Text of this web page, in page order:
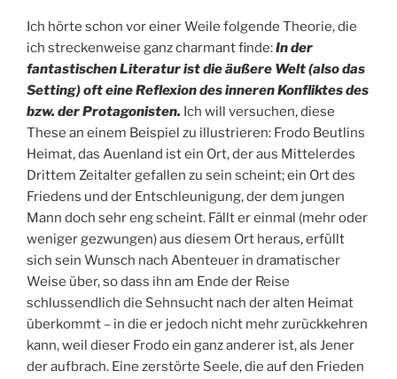
Ich hörte schon vor einer Weile folgende Theorie, die
ich streckenweise ganz charmant finde:In der
fantastischen Literatur ist die äußere Welt (also das
Setting) oft eine Reflexion des inneren Konfliktes des
bzw. der Protagonisten. Ich will versuchen, diese
These an einem Beispiel zu illustrieren: Frodo Beutlins
Heimat, das Auenland ist ein Ort, der aus Mittelerdes
Drittem Zeitalter gefallen zu sein scheint; ein Ort des
Friedens und der Entschleunigung, der dem jungen
Mann doch sehr eng scheint. Fällt er einmal (mehr oder
weniger gezwungen) aus diesem Ort heraus, erfüllt
sich sein Wunsch nach Abenteuer in dramatischer
Weise über, so dass ihn am Ende der Reise
schlussendlich die Sehnsucht nach der alten Heimat
überkommt – in die er jedoch nicht mehr zurückkehren
kann, weil dieser Frodo ein ganz anderer ist, als Jener
der aufbrach. Eine zerstörte Seele, die auf den Frieden